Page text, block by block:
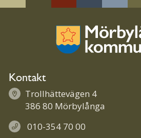
Kontakt
Trollhättevägen 4
386 80 Mörbylånga
010-354 70 00